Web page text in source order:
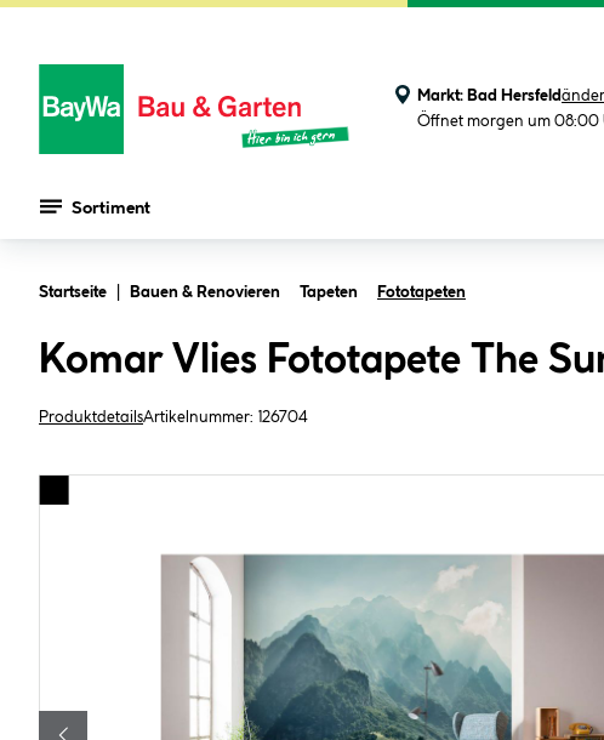
Markt: Bad Hersfeld
Öffnet morgen um 08:00
Sortiment
Startseite Bauen & Renovieren Tapeten Fototapeten
Komar Vlies Fototapete The
ProduktdetailsArtikelnummer: 126704